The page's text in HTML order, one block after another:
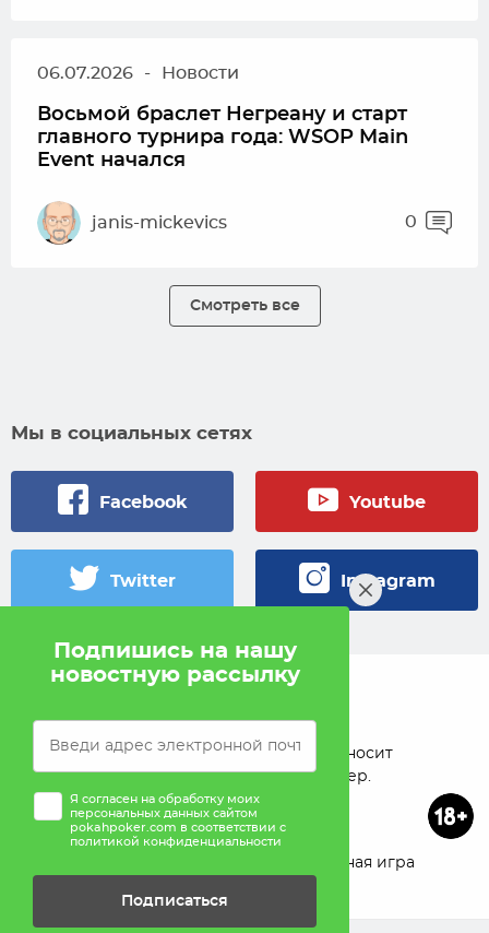
06.07.2026 - Новости
Восьмой браслет Негреану и старт
главного турнира года: WSOP Main
Event начался
janis-mickevics 0
Смотреть все
Мы в социальных сетях
Facebook Youtube
Twitter Instagram
Pokah не проводит игры на деньги. Сайт носит
исключительно информационный характер.
Ответственная игра
Подпишись на нашу
новостную рассылку
Я согласен на обработку моих
персональных данных сайтом
pokahpoker.com в соответствии с
политикой конфиденциальности
Подписаться